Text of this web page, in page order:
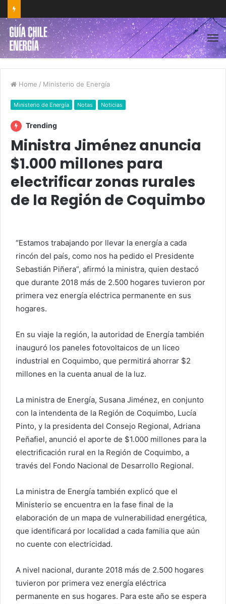
Home / Ministerio de Energía
Ministerio de Energía Notas Noticias
Trending
Ministra Jiménez anuncia
$1.000 millones para
electrificar zonas rurales
de la Región de Coquimbo
“Estamos trabajando por llevar la energía a cada
rincón del país, como nos ha pedido el Presidente
Sebastián Piñera”, afirmó la ministra, quien destacó
que durante 2018 más de 2.500 hogares tuvieron por
primera vez energía eléctrica permanente en sus
hogares.
En su viaje la región, la autoridad de Energía también
inauguró los paneles fotovoltaicos de un liceo
industrial en Coquimbo, que permitirá ahorrar $2
millones en la cuenta anual de la luz.
La ministra de Energía, Susana Jiménez, en conjunto
con la intendenta de la Región de Coquimbo, Lucía
Pinto, y la presidenta del Consejo Regional, Adriana
Peñafiel, anunció el aporte de $1.000 millones para la
electrificación rural en la Región de Coquimbo, a
través del Fondo Nacional de Desarrollo Regional.
La ministra de Energía también explicó que el
Ministerio se encuentra en la fase final de la
elaboración de un mapa de vulnerabilidad energética,
que identificará por localidad a cada familia que aún
no cuente con electricidad.
A nivel nacional, durante 2018 más de 2.500 hogares
tuvieron por primera vez energía eléctrica
permanente en sus hogares. Para este año se espera